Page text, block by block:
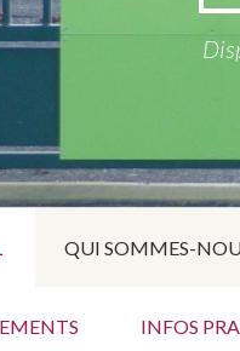
QUI SOMMES-
INFOS